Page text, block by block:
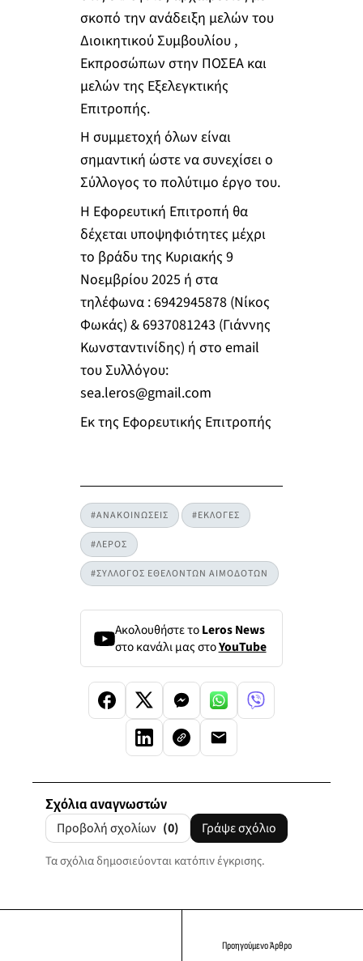
σκοπό την ανάδειξη μελών του
Διοικητικού Συμβουλίου ,
Εκπροσώπων στην ΠΟΣΕΑ και
μελών της Εξελεγκτικής
Επιτροπής.
Η συμμετοχή όλων είναι
σημαντική ώστε να συνεχίσει ο
Σύλλογος το πολύτιμο έργο του.
Η Εφορευτική Επιτροπή θα
δέχεται υποψηφιότητες μέχρι
το βράδυ της Κυριακής 9
Νοεμβρίου 2025 ή στα
τηλέφωνα : 6942945878 (Νίκος
Φωκάς) & 6937081243 (Γιάννης
Κωνσταντινίδης) ή στο email
του Συλλόγου:
sea.leros@gmail.com
Εκ της Εφορευτικής Επιτροπής
#ΑΝΑΚΟΙΝΩΣΕΙΣ #ΕΚΛΟΓΕΣ
#ΛΕΡΟΣ
#ΣΥΛΛΟΓΟΣ ΕΘΕΛΟΝΤΩΝ ΑΙΜΟΔΟΤΩΝ
Ακολουθήστε τοLeros News
στο κανάλι μας στοYouTube
Σχόλια αναγνωστών
Προβολή σχολίων (0) Γράψε σχόλιο
Τα σχόλια δημοσιεύονται κατόπιν έγκρισης.
Προηγούμενο Άρθρο